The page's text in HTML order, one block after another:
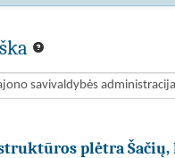
plėtra